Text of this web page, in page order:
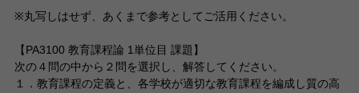
※丸写しはせず、あくまで参考としてご活用ください。
【PA3100 教育課程論 1単位目 課題】
次の４問の中から２問を選択し、解答してください。
１．教育課程の定義と、各学校が適切な教育課程を編成し質の高